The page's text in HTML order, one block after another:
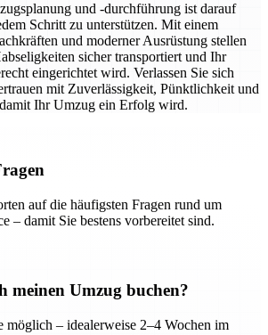
und -durchführung ist darauf
Schritt zu unterstützen. Mit einem
und moderner Ausrüstung stellen
sicher transportiert und Ihr
eingerichtet wird. Verlassen Sie sich
mit Zuverlässigkeit, Pünktlichkeit und
Ihr Umzug ein Erfolg wird.
auf die häufigsten Fragen rund um
– damit Sie bestens vorbereitet sind.
meinen Umzug buchen?
möglich – idealerweise 2–4 Wochen im